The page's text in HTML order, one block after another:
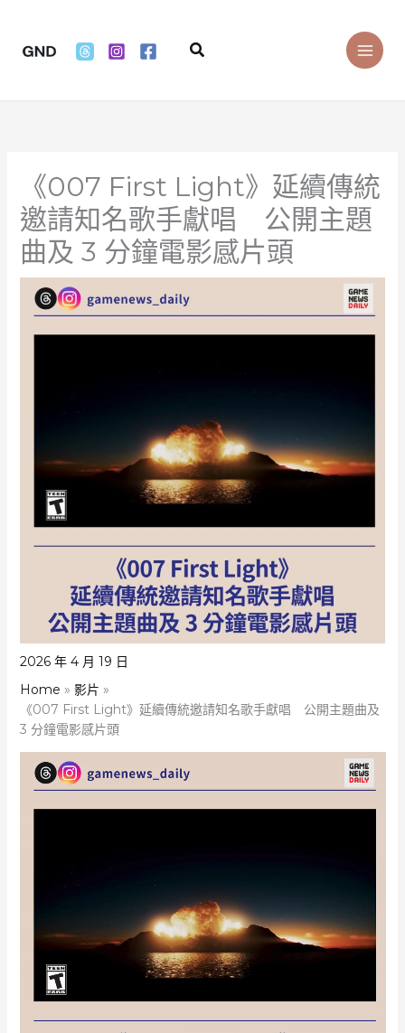
content
Search
《007 First Light》延續傳統
邀請知名歌手獻唱 公開主題
曲及 3 分鐘電影感片頭
2026 年 4 月 19 日
Home
影片
《007 First Light》延續傳統邀請知名歌手獻唱 公開主題曲及
3 分鐘電影感片頭